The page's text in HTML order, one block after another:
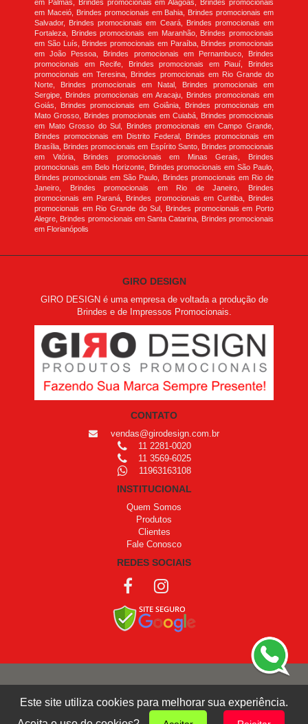
em Palmas, Brindes promocionais em Alagoas, Brindes promocionais
em Maceió, Brindes promocionais em Bahia, Brindes promocionais em
Salvador, Brindes promocionais em Ceará, Brindes promocionais em
Fortaleza, Brindes promocionais em Maranhão, Brindes promocionais
em São Luís, Brindes promocionais em Paraíba, Brindes promocionais
em João Pessoa, Brindes promocionais em Pernambuco, Brindes
promocionais em Recife, Brindes promocionais em Piauí, Brindes
promocionais em Teresina, Brindes promocionais em Rio Grande do
Norte, Brindes promocionais em Natal, Brindes promocionais em
Sergipe, Brindes promocionais em Aracaju, Brindes promocionais em
Goiás, Brindes promocionais em Goiânia, Brindes promocionais em
Mato Grosso, Brindes promocionais em Cuiabá, Brindes promocionais
em Mato Grosso do Sul, Brindes promocionais em Campo Grande,
Brindes promocionais em Distrito Federal, Brindes promocionais em
Brasília, Brindes promocionais em Espírito Santo, Brindes promocionais
em Vitória, Brindes promocionais em Minas Gerais, Brindes
promocionais em Belo Horizonte, Brindes promocionais em São Paulo,
Brindes promocionais em São Paulo, Brindes promocionais em Rio de
Janeiro, Brindes promocionais em Rio de Janeiro, Brindes
promocionais em Paraná, Brindes promocionais em Curitiba, Brindes
promocionais em Rio Grande do Sul, Brindes promocionais em Porto
Alegre, Brindes promocionais em Santa Catarina, Brindes promocionais
em Florianópolis
GIRO DESIGN
GIRO DESIGN é uma empresa de voltada a produção de
Brindes e de Impressos Promocionais.
CONTATO
vendas@girodesign.com.br
11 2281-0020
11 3569-6025
11963163108
INSTITUCIONAL
Quem Somos
Produtos
Clientes
Fale Conosco
REDES SOCIAIS
Giro Design
Este site utiliza cookies para melhorar sua experiência.